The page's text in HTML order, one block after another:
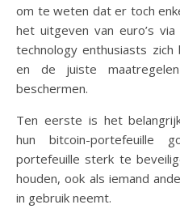
om te weten dat er toch
het uitgeven van euro’s
technology enthusiasts
en de juiste
beschermen.
Ten eerste is het
hun bitcoin-portefeuille
portefeuille sterk te
houden, ook als iemand
in gebruik neemt.